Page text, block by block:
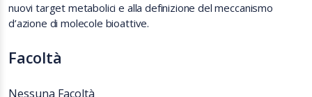
nuovi target metabolici e alla definizione del meccanismo
d’azione di molecole bioattive.
Facoltà
Nessuna Facoltà